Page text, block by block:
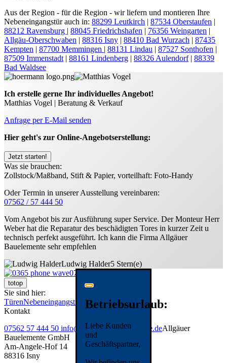
Aus der Region - für die Region - wir liefern und montieren Ihre
Nebeneingangstür auch in: 88299 Leutkirch | 87534 Oberstaufen |
88212 Ravensburg | 88045 Friedrichshafen | 76356 Weingarten |
Allgäu-Oberschwaben | 88316 Isny | 88410 Bad Wurzach | 87435
Kempten | 87700 Memmingen | 88131 Lindau | 87527 Sonthofen |
87509 Immenstadt | 88161 Lindenberg | 88326 Aulendorf| 88339
Bad Waldsee
Ich erstelle gerne Ihr individuelles Angebot!
Matthias Vogel | Beratung & Verkauf
Anfrage per E-Mail senden
Hier geht's zur Online-Angebotserstellung:
Jetzt starten!
Was sie brauchen:
Zollstock/Maßband, Stift & Papier, vorteilhaft: Foto-Handy
Oder Termin in unserer Ausstellung vereinbaren:
07562 / 57 444 50
Vom Angebot bis zur Ausführung super Service. Der Monteur Herr
Weber hat die Reparatur des beschädigten Tores in kurzer Zeit u
technisch perfekt ausgeführt. Ich kann die Firma Allgäuer
Bauelemente sehr empfehlen
Ludwig Halder5 Stern(e)
Betriebsurlaub:
Liebe Kunden
und
Geschäftspartner,
07562 57 444 50
totop
Sie sind hier:
TürenNebeneingangstüren
Kontakt
07562 57 444 50 info@allgaeuer-bauelemente.deAllgäuer
Bauelemente GmbH
Am-Angele-Hof 14
88316 Isny